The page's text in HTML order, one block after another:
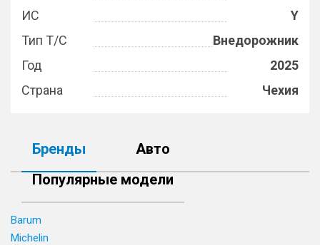
ИС
Y
Тип Т/С
Внедорожник
Год
2025
Страна
Чехия
Бренды
Авто
Популярные модели
Barum
Michelin